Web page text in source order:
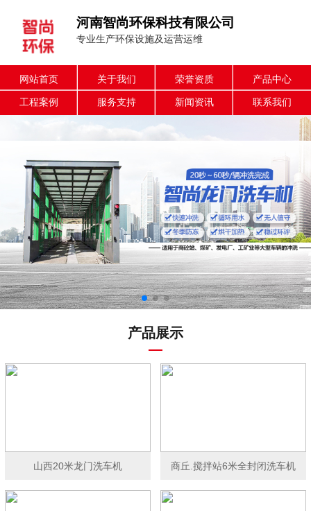
河南智尚环保科技有限公司
专业生产环保设施及运营运维
网站首页 关于我们 荣誉资质 产品中心
工程案例 服务支持 新闻资讯 联系我们
产品展示
山西20米龙门洗车机 商丘.搅拌站6米全封闭洗车机